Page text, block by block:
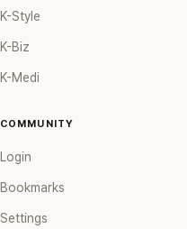
K-Style
K-Biz
K-Medi
COMMUNITY
Login
Bookmarks
Settings